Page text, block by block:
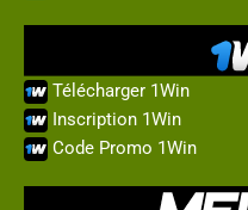
Télécharger 1Win
Inscription 1Win
Code Promo 1Win